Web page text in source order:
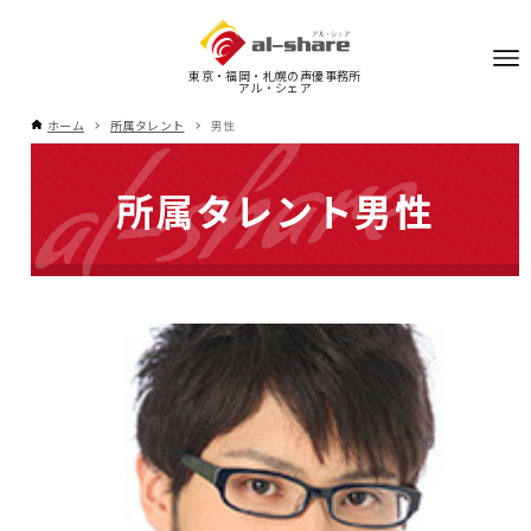
東京・福岡・札幌の声優事務所
アル・シェア
ホーム 所属タレント 男性
所属タレント男性